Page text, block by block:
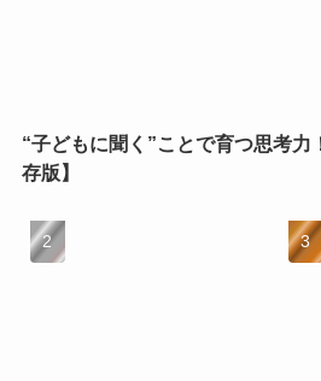
“子どもに聞く”ことで育つ思考力
存版】